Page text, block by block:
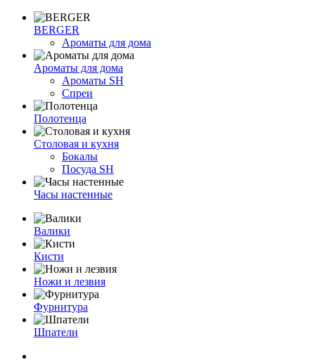
BERGER
Ароматы для дома
Ароматы для дома
Ароматы SH
Спреи
Полотенца
Столовая и кухня
Бокалы
Посуда SH
Часы настенные
Валики
Кисти
Ножи и лезвия
Фурнитура
Шпатели